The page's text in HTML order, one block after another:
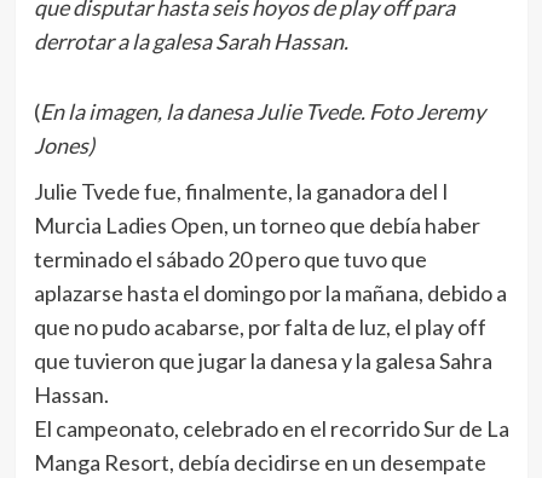
que disputar hasta seis hoyos de play off para
derrotar a la galesa Sarah Hassan.
(En la imagen, la danesa Julie Tvede. Foto Jeremy
Jones)
Julie Tvede fue, finalmente, la ganadora del I
Murcia Ladies Open, un torneo que debía haber
terminado el sábado 20 pero que tuvo que
aplazarse hasta el domingo por la mañana, debido a
que no pudo acabarse, por falta de luz, el play off
que tuvieron que jugar la danesa y la galesa Sahra
Hassan.
El campeonato, celebrado en el recorrido Sur de La
Manga Resort, debía decidirse en un desempate